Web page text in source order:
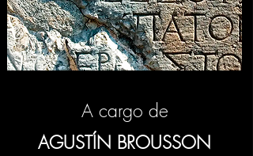
A cargo de
AGUSTÍN BROUSSON